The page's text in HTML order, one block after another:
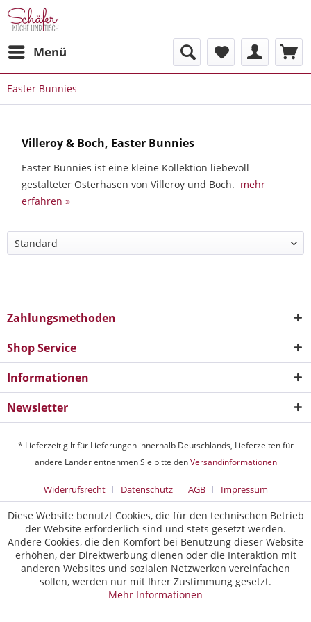
Menü
Easter Bunnies
Villeroy & Boch, Easter Bunnies
Easter Bunnies ist eine kleine Kollektion liebevoll
gestalteter Osterhasen von Villeroy und Boch. mehr
erfahren »
Zahlungsmethoden
Shop Service
Informationen
Newsletter
* Lieferzeit gilt für Lieferungen innerhalb Deutschlands, Lieferzeiten für
andere Länder entnehmen Sie bitte denVersandinformationen
Widerrufsrecht Datenschutz AGB Impressum
Diese Website benutzt Cookies, die für den technischen Betrieb
der Website erforderlich sind und stets gesetzt werden.
Andere Cookies, die den Komfort bei Benutzung dieser Website
erhöhen, der Direktwerbung dienen oder die Interaktion mit
anderen Websites und sozialen Netzwerken vereinfachen
sollen, werden nur mit Ihrer Zustimmung gesetzt.
Mehr Informationen